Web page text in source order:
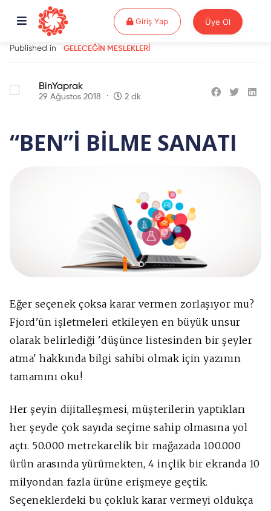
Giriş YapGiriş Yap Üye Ol
Published in GELECEĞIN MESLEKLERI
BinYaprak
29 Ağustos 2018 2 dk
“BEN”İ BİLME SANATI
Eğer seçenek çoksa karar vermen zorlaşıyor mu?
Fjord'ün işletmeleri etkileyen en büyük unsur
olarak belirlediği 'düşünce listesinden bir şeyler
atma' hakkında bilgi sahibi olmak için yazının
tamamını oku!
Her şeyin dijitalleşmesi, müşterilerin yaptıkları
her şeyde çok sayıda seçime sahip olmasına yol
açtı. 50.000 metrekarelik bir mağazada 100.000
ürün arasında yürümekten, 4 inçlik bir ekranda 10
milyondan fazla ürüne erişmeye geçtik.
Seçeneklerdeki bu çokluk karar vermeyi oldukça